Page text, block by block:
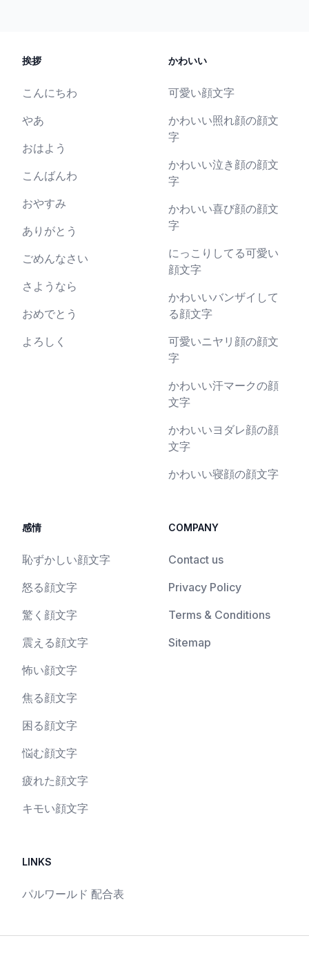
挨拶
こんにちわ
やあ
おはよう
こんばんわ
おやすみ
ありがとう
ごめんなさい
さようなら
おめでとう
よろしく
かわいい
可愛い顔文字
かわいい照れ顔の顔文
字
かわいい泣き顔の顔文
字
かわいい喜び顔の顔文
字
にっこりしてる可愛い
顔文字
かわいいバンザイして
る顔文字
可愛いニヤリ顔の顔文
字
かわいい汗マークの顔
文字
かわいいヨダレ顔の顔
文字
かわいい寝顔の顔文字
感情
恥ずかしい顔文字
怒る顔文字
驚く顔文字
震える顔文字
怖い顔文字
焦る顔文字
困る顔文字
悩む顔文字
疲れた顔文字
キモい顔文字
COMPANY
Contact us
Privacy Policy
Terms & Conditions
Sitemap
LINKS
パルワールド 配合表